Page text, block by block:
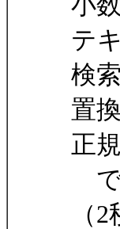
テ
検
置
正
で
（